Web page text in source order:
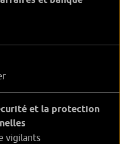
et la protection
vigilants